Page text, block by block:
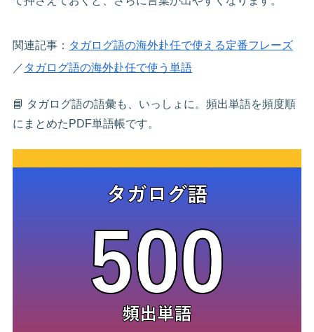
関連記事： タガログ語の海外赴任で使える定番フレーズ
／ タガログ語の海外赴任で使う単語
📘 タガログ語の語彙も、いっしょに。頻出単語を頻度順
にまとめたPDF単語帳です。